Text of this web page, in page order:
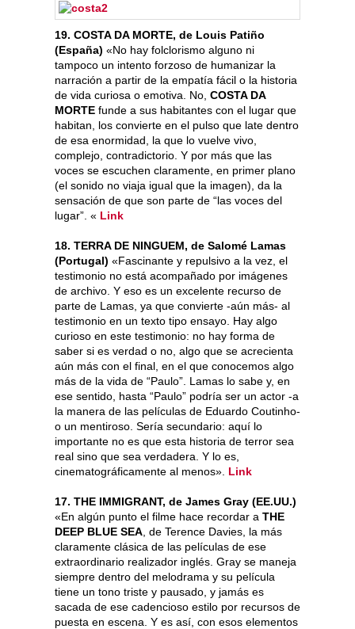
19. COSTA DA MORTE, de Louis Patiño
(España) «No hay folclorismo alguno ni
tampoco un intento forzoso de humanizar la
narración a partir de la empatía fácil o la historia
de vida curiosa o emotiva. No, COSTA DA
MORTE funde a sus habitantes con el lugar que
habitan, los convierte en el pulso que late dentro
de esa enormidad, la que lo vuelve vivo,
complejo, contradictorio. Y por más que las
voces se escuchen claramente, en primer plano
(el sonido no viaja igual que la imagen), da la
sensación de que son parte de “las voces del
lugar”. « Link
18. TERRA DE NINGUEM, de Salomé Lamas
(Portugal) «Fascinante y repulsivo a la vez, el
testimonio no está acompañado por imágenes
de archivo. Y eso es un excelente recurso de
parte de Lamas, ya que convierte -aún más- al
testimonio en un texto tipo ensayo. Hay algo
curioso en este testimonio: no hay forma de
saber si es verdad o no, algo que se acrecienta
aún más con el final, en el que conocemos algo
más de la vida de “Paulo”. Lamas lo sabe y, en
ese sentido, hasta “Paulo” podría ser un actor -a
la manera de las películas de Eduardo Coutinho-
o un mentiroso. Sería secundario: aquí lo
importante no es que esta historia de terror sea
real sino que sea verdadera. Y lo es,
cinematográficamente al menos». Link
17. THE IMMIGRANT, de James Gray (EE.UU.)
«En algún punto el filme hace recordar a THE
DEEP BLUE SEA , de Terence Davies, la más
claramente clásica de las películas de ese
extraordinario realizador inglés. Gray se maneja
siempre dentro del melodrama y su película
tiene un tono triste y pausado, y jamás es
sacada de ese cadencioso estilo por recursos de
puesta en escena. Y es así, con esos elementos